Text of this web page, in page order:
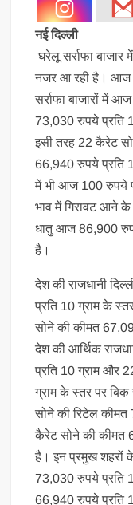
नई दिल्ली
घरेलू सर्राफा बाजार
नजर आ रही है। आज
सर्राफा बाजारों में
73,030 रुपये प्रति
इसी तरह 22 कैरेट
66,940 रुपये प्रति
में भी आज 100 रुपये
भाव में गिरावट आने के
धातु आज 86,900
है।
देश की राजधानी
प्रति 10 ग्राम के
सोने की कीमत
देश की आर्थिक
प्रति 10 ग्राम और
ग्राम के स्तर पर
सोने की रिटेल
कैरेट सोने की कीमत
है। इन प्रमुख शहरों
73,030 रुपये प्रति
66,940 रुपये प्रति